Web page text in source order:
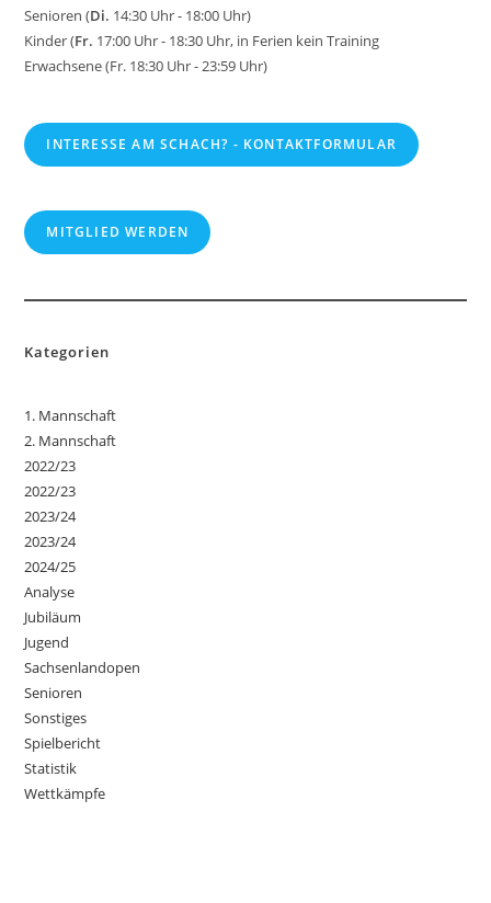
Senioren (Di. 14:30 Uhr - 18:00 Uhr)
Kinder (Fr. 17:00 Uhr - 18:30 Uhr, in Ferien kein Training
Erwachsene (Fr. 18:30 Uhr - 23:59 Uhr)
INTERESSE AM SCHACH? - KONTAKTFORMULAR
MITGLIED WERDEN
Kategorien
1. Mannschaft
2. Mannschaft
2022/23
2022/23
2023/24
2023/24
2024/25
Analyse
Jubiläum
Jugend
Sachsenlandopen
Senioren
Sonstiges
Spielbericht
Statistik
Wettkämpfe